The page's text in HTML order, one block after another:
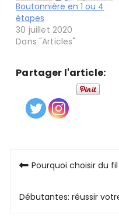
Boutonnière en 1 ou 4
étapes
30 juillet 2020
Dans "Articles"
Partager l'article:
Navigation
l’article
Pourquoi choisir du
Débutantes: réussir